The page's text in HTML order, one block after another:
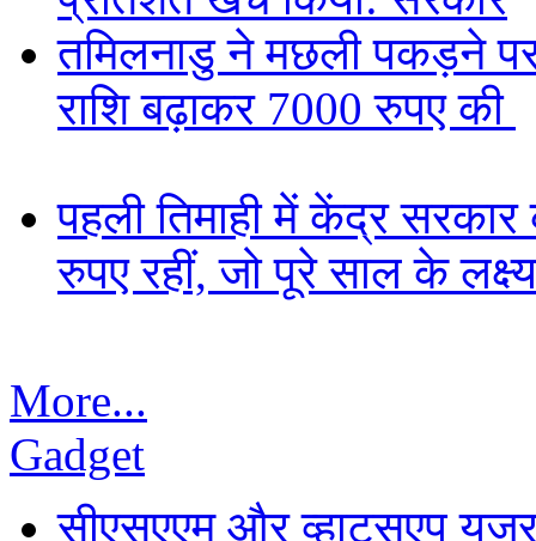
तमिलनाडु ने मछली पकड़ने पर
राशि बढ़ाकर 7000 रुपए की
पहली तिमाही में केंद्र सरकार
रुपए रहीं, जो पूरे साल के
More...
Gadget
सीएसएएम और व्हाट्सएप